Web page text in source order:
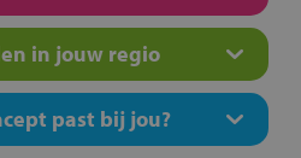
in jouw regio
past bij jou?